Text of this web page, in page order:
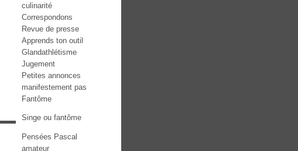
culinarité
Correspondons
Revue de presse
Apprends ton outil
Glandathlétisme
Jugement
Petites annonces
manifestement pas
Fantôme
Singe ou fantôme
Pensées Pascal
amateur